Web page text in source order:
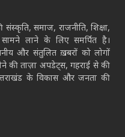
समाज, राजनीति, शिक्षा,
लाने के लिए समर्पित है।
और संतुलित ख़बरों को लोगों
की ताज़ा अपडेट्स, गहराई से की
के विकास और जनता की